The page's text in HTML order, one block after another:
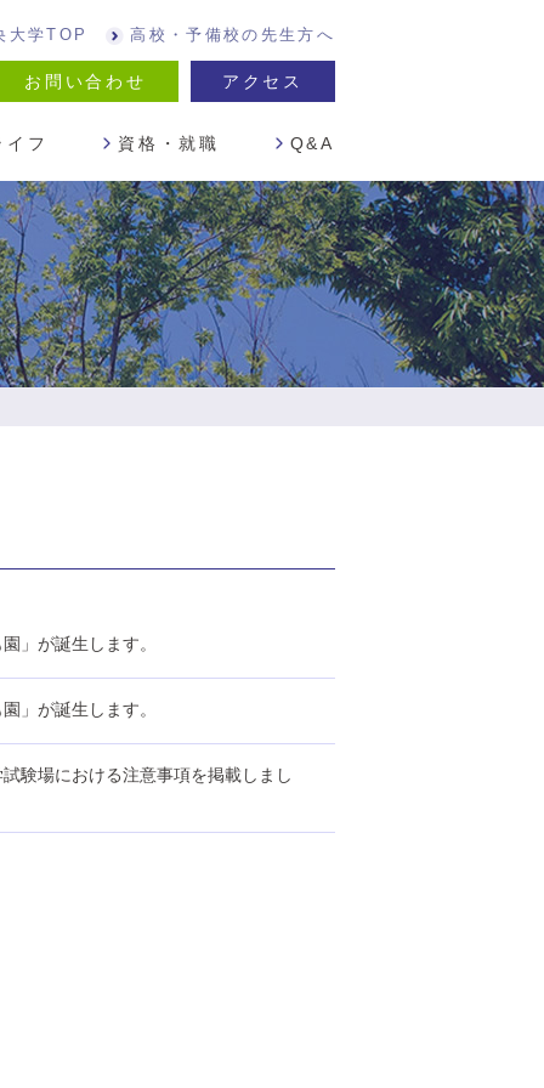
大学TOP 高校・予備校の先生方へ
お問い合わせ アクセス
フ 資格・就職 Q&A
」が誕生します。
」が誕生します。
験場における注意事項を掲載しまし